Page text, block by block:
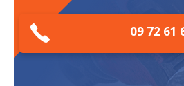
09 72 61